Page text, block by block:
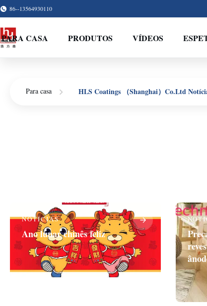
86--13564930110
PARA CASA PRODUTOS VÍDEOS
Para casa HLS Coatings （Shanghai）Co.Ltd
NOTÍCIAS
Ano lunar chinês feliz